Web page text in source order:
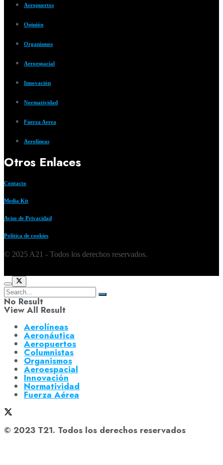
Aeropuertos
Opinión
Organismos
Aeroespacial
Innovación
Normatividad
Fuerza Aerea
Aerolíneas
Otros Enlaces
Contacto
Media Kit
Aviso de Privacidad
Política de cookies
© 2025 A21 - Todos los derechos reservados.
No Result
View All Result
Aerolíneas
Aeronáutica
Aeropuertos
Columnistas
Organismos
Aeroespacial
Innovación
Normatividad
Fuerza Aérea
© 2023 T21. Todos los derechos reservados